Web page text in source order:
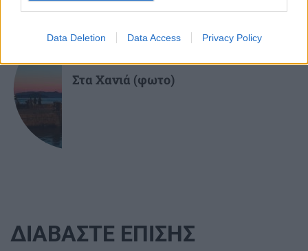
Data Deletion Data Access Privacy Policy
Στα Χανιά (φωτο)
ΔΙΑΒΑΣΤΕ ΕΠΙΣΗΣ